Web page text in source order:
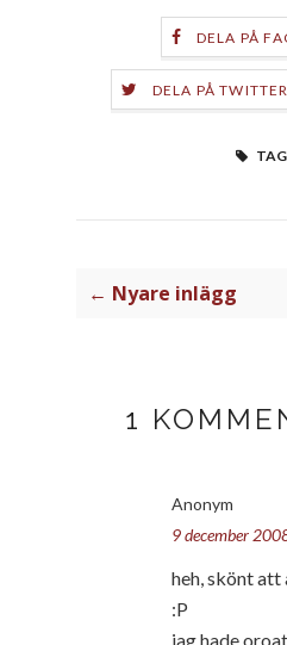
DELA PÅ
DELA PÅ TWITTER
← Nyare inlägg
1
Anonym
9 december
heh, skönt att
:P
jag hade